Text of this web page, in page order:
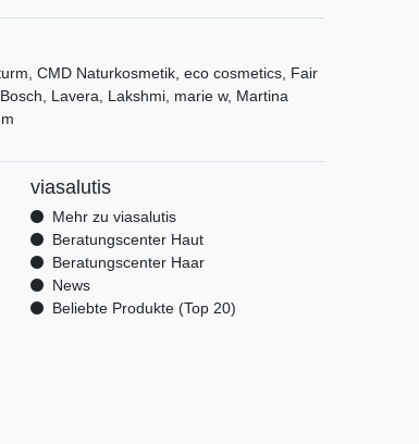
CMD Naturkosmetik, eco cosmetics, Fair
Lavera, Lakshmi, marie w, Martina
viasalutis
Mehr zu viasalutis
Beratungscenter Haut
Beratungscenter Haar
News
Beliebte Produkte (Top 20)